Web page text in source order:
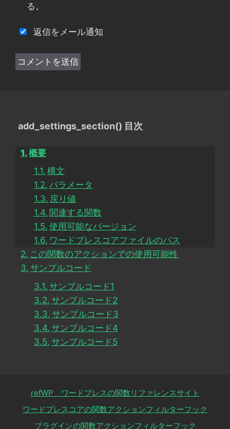
る。
返信をメール通知
add_settings_section() 目次
概要
構文
パラメータ
戻り値
関連する関数
使用可能なバージョン
ワードプレスコアファイルのパス
この関数のアクションでの使用可能性
サンプルコード
サンプルコード1
サンプルコード2
サンプルコード3
サンプルコード4
サンプルコード5
refWP ワードプレスの関数リファレンスサイト
ワードプレスコアの関数アクションフィルターフック
プラグインの関数アクションフィルターフック